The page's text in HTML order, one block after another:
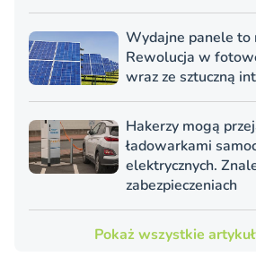
Wydajne panele to
Rewolucja w
wraz ze sztuczną
Hakerzy mogą
ładowarkami
elektrycznych.
zabezpieczeniach
Pokaż wszystkie